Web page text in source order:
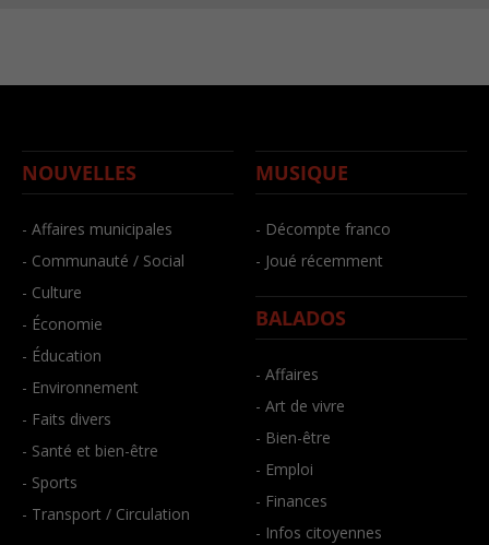
NOUVELLES
- Affaires municipales
- Communauté / Social
- Culture
- Économie
- Éducation
- Environnement
- Faits divers
- Santé et bien-être
- Sports
- Transport / Circulation
MUSIQUE
- Décompte franco
- Joué récemment
BALADOS
- Affaires
- Art de vivre
- Bien-être
- Emploi
- Finances
- Infos citoyennes